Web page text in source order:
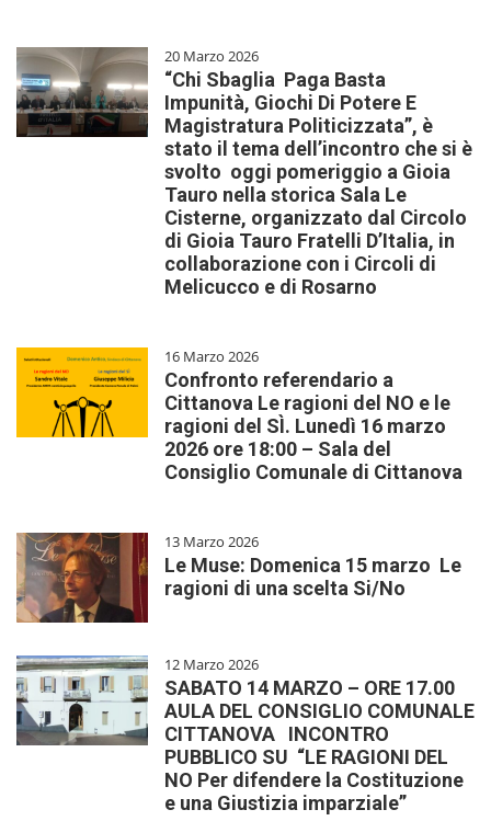
20 Marzo 2026
“Chi Sbaglia Paga Basta
Impunità, Giochi Di Potere E
Magistratura Politicizzata”, è
stato il tema dell’incontro che si è
svolto oggi pomeriggio a Gioia
Tauro nella storica Sala Le
Cisterne, organizzato dal Circolo
di Gioia Tauro Fratelli D’Italia, in
collaborazione con i Circoli di
Melicucco e di Rosarno
16 Marzo 2026
Confronto referendario a
Cittanova Le ragioni del NO e le
ragioni del SÌ. Lunedì 16 marzo
2026 ore 18:00 – Sala del
Consiglio Comunale di Cittanova
13 Marzo 2026
Le Muse: Domenica 15 marzo Le
ragioni di una scelta Si/No
12 Marzo 2026
SABATO 14 MARZO – ORE 17.00
AULA DEL CONSIGLIO COMUNALE
CITTANOVA INCONTRO
PUBBLICO SU “LE RAGIONI DEL
NO Per difendere la Costituzione
e una Giustizia imparziale”